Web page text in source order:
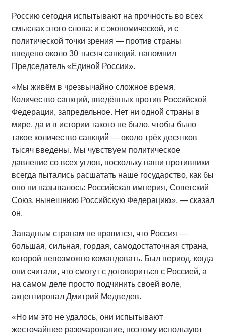
Россию сегодня испытывают на прочность во всех
смыслах этого слова: и с экономической, и с
политической точки зрения — против страны
введено около 30 тысяч санкций, напомнил
Председатель «Единой России».
«Мы живём в чрезвычайно сложное время.
Количество санкций, введённых против Российской
Федерации, запредельное. Нет ни одной страны в
мире, да и в истории такого не было, чтобы было
такое количество санкций — около трёх десятков
тысяч введены. Мы чувствуем политическое
давление со всех углов, поскольку наши противники
всегда пытались расшатать наше государство, как бы
оно ни называлось: Российская империя, Советский
Союз, нынешнюю Российскую Федерацию», — сказал
он.
Западным странам не нравится, что Россия —
большая, сильная, гордая, самодостаточная страна,
которой невозможно командовать. Был период, когда
они считали, что смогут с договориться с Россией, а
на самом деле просто подчинить своей воле,
акцентировал Дмитрий Медведев.
«Но им это не удалось, они испытывают
жесточайшее разочарование, поэтому используют